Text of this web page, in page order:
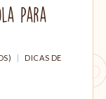
Para
|
DICAS DE